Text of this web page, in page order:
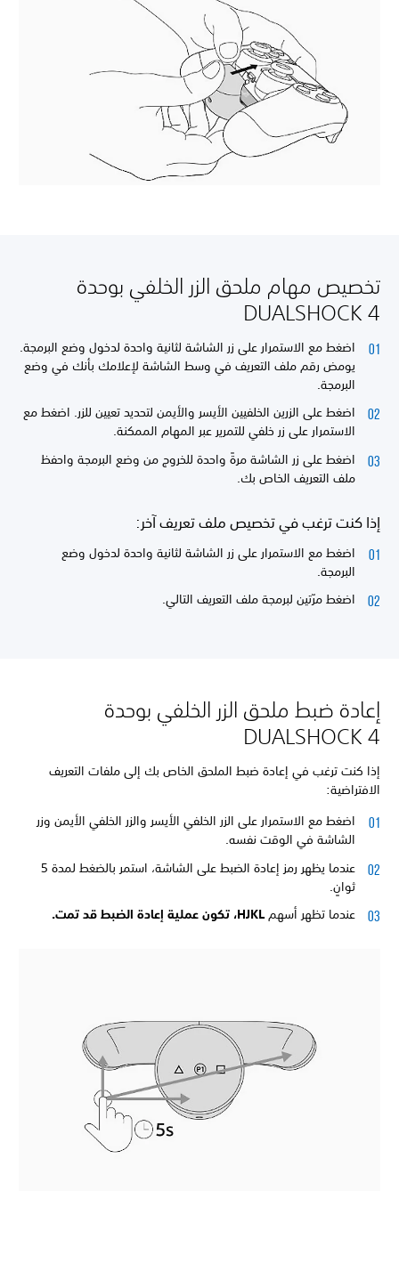
تخصيص مهام ملحق الزر الخلفي بوحدة
DUALSHOCK 4
اضغط مع الاستمرار على زر الشاشة لثانية واحدة لدخول وضع البرمجة.
يومض رقم ملف التعريف في وسط الشاشة لإعلامك بأنك في وضع
البرمجة.
اضغط على الزرين الخلفيين الأيسر والأيمن لتحديد تعيين للزر. اضغط مع
الاستمرار على زر خلفي للتمرير عبر المهام الممكنة.
اضغط على زر الشاشة مرةً واحدة للخروج من وضع البرمجة واحفظ
ملف التعريف الخاص بك.
إذا كنت ترغب في تخصيص ملف تعريف آخر:
اضغط مع الاستمرار على زر الشاشة لثانية واحدة لدخول وضع
البرمجة.
اضغط مرّتين لبرمجة ملف التعريف التالي.
إعادة ضبط ملحق الزر الخلفي بوحدة
DUALSHOCK 4
إذا كنت ترغب في إعادة ضبط الملحق الخاص بك إلى ملفات التعريف
الافتراضية:
اضغط مع الاستمرار على الزر الخلفي الأيسر والزر الخلفي الأيمن وزر
الشاشة في الوقت نفسه.
عندما يظهر رمز إعادة الضبط على الشاشة، استمر بالضغط لمدة 5
ثوانٍ.
عندما تظهر أسهمHJKL، تكون عملية إعادة الضبط قد تمت.